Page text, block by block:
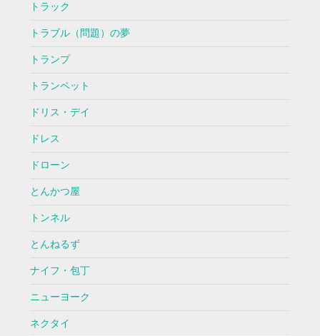
トラック
トラブル（問題）の夢
トランプ
トランペット
ドリス・デイ
ドレス
ドローン
とんかつ屋
トンネル
とんねるず
ナイフ・包丁
ニューヨーク
ネクタイ